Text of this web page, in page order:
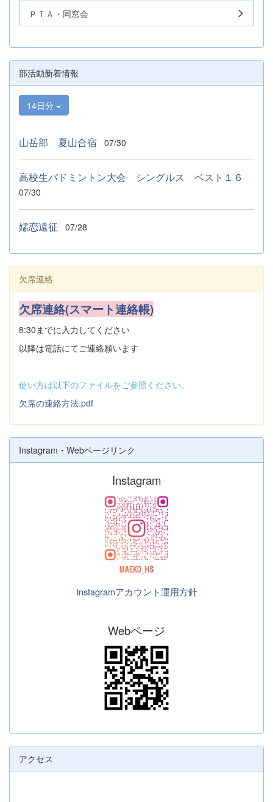
ＰＴＡ・同窓会
部活動新着情報
14日分
山岳部 夏山合宿 07/30
高校生バドミントン大会 シングルス ベスト１６
07/30
嬬恋遠征 07/28
欠席連絡
欠席連絡(スマート連絡帳)
8:30までに入力してください
以降は電話にてご連絡願います
使い方は以下のファイルをご参照ください。
欠席の連絡方法.pdf
Instagram・Webページリンク
Instagram
Instagramアカウント運用方針
Webページ
アクセス